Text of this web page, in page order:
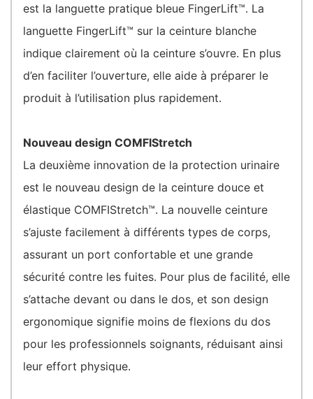
est la languette pratique bleue FingerLift™. La
languette FingerLift™ sur la ceinture blanche
indique clairement où la ceinture s’ouvre. En plus
d’en faciliter l’ouverture, elle aide à préparer le
produit à l’utilisation plus rapidement.
Nouveau design COMFIStretch
La deuxième innovation de la protection urinaire
est le nouveau design de la ceinture douce et
élastique COMFIStretch™. La nouvelle ceinture
s’ajuste facilement à différents types de corps,
assurant un port confortable et une grande
sécurité contre les fuites. Pour plus de facilité, elle
s’attache devant ou dans le dos, et son design
ergonomique signifie moins de flexions du dos
pour les professionnels soignants, réduisant ainsi
leur effort physique.